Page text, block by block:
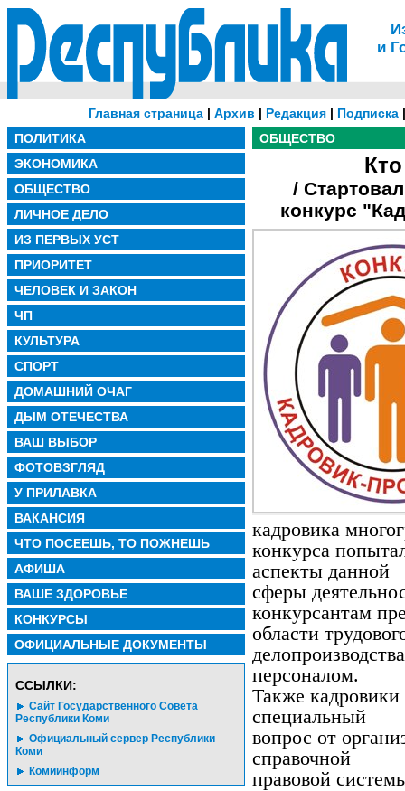
и
Главная страница | Архив | Редакция | Подписка
ПОЛИТИКА
ЭКОНОМИКА
ОБЩЕСТВО
ЛИЧНОЕ ДЕЛО
ИЗ ПЕРВЫХ УСТ
ПРИОРИТЕТ
ЧЕЛОВЕК И ЗАКОН
ЧП
КУЛЬТУРА
СПОРТ
ДОМАШНИЙ ОЧАГ
ДЫМ ОТЕЧЕСТВА
ВАШ ВЫБОР
ФОТОВЗГЛЯД
У ПРИЛАВКА
ВАКАНСИЯ
ЧТО ПОСЕЕШЬ, ТО ПОЖНЕШЬ
АФИША
ВАШЕ ЗДОРОВЬЕ
КОНКУРСЫ
ОФИЦИАЛЬНЫЕ ДОКУМЕНТЫ
CСЫЛКИ:
Сайт Государственного Совета
Республики Коми
Официальный сервер Республики
Коми
Комиинформ
ОБЩЕСТВО
/
конкурс
кадровика
конкурса
аспекты данной
сферы
конкурсантам
области
персоналом.
Также
специальный
вопрос от
справочной
правовой